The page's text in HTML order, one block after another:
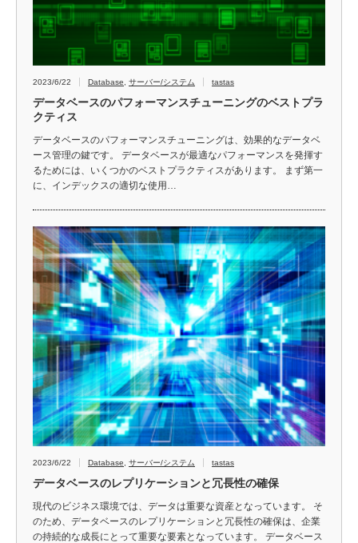
2023/6/22 Database サーバー/システム tastas
データベースのパフォーマンスチューニングのベストプラ
クティス
データベースのパフォーマンスチューニングは、効果的なデータベ
ース管理の鍵です。 データベースが最適なパフォーマンスを発揮す
るためには、いくつかのベストプラクティスがあります。 まず第一
に、インデックスの適切な使用…
2023/6/22 Database サーバー/システム tastas
データベースのレプリケーションと冗長性の確保
現代のビジネス環境では、データは重要な資産となっています。 そ
のため、データベースのレプリケーションと冗長性の確保は、企業
の持続的な成長にとって重要な要素となっています。 データベース